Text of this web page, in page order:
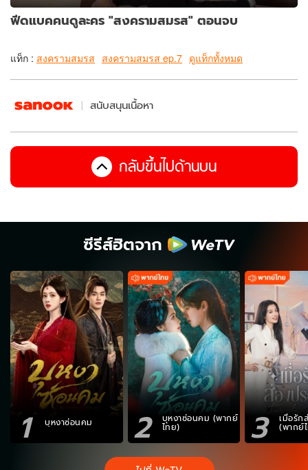
ฟีดแบคคนดูละคร "สงครามสมรส" ตอนจบ
แท็ก : สงครามสมรส สงครามสมรส ep.7 ดูแท็กทั้งหมด
สนับสนุนเนื้อหา
กลับขึ้นไปด้านบน
ซีรีส์ฮิตจาก
1 บุหงาซ่อนคม 2 บุหงาซ่อนคม (พากย์
ไทย) 3 เมื่อรัก
(พากย์